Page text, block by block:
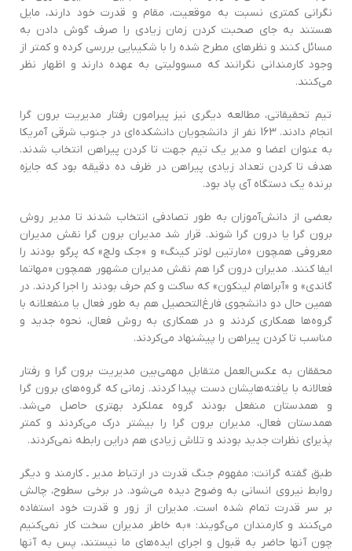
نگرانی کمتری نسبت به موقعیت، مقام و قدرت خود دارند‌، مایل
هستند به جای صحبت کردن زمان زیادی را صرف گوش دادن به
مسائل کنند و نظرهای مطرح شده را با شکیبایی بررسی کرده و کمتر از
وجود کارمندانی نگرانند که مسوولیتی به عهده دارند و اظهار نظر
می‌کنند.
تیم تحقیقاتی‌، مطالعه دیگری نیز پیرامون رفتار مدیریت برون گرا
انجام دادند‌. 163 نفر از دانشجویان دانشکده‌اي در جنوب شرقی آمریکا
به عنوان اعضا و مدیر یک تیم جهت تا کردن پیراهن انتخاب شدند.
هدف تا کردن تعداد زیادی پیراهن در ظرف ده دقیقه بود که جایزه
برنده یک دستگاه‌ آي پاد بود.
بعضی از دانش‌آموزان به طور تصادفی انتخاب شدند تا مدير روش
برون گرا یا درون گرا شوند. قرار شد مديران برون گرا نقش مديران
معروفی همچون «مارتین لوتر کینگ» و «جک ولچ» که پرگو بودند را
ايفا کنند‌. مديران درون گرا هم نقش مديران مشهور همچون «مهاتما
گاندی» و «آبراهام لینکون» که ساکت و کم حرف بودند را اجرا کردند. در
همین حال دو دانشجوی فارغ‌التحصیل هم به طور فعال یا منفعلانه با
گروه‌ها همکاری کردند و در همکاری به روش فعال‌، نحوه جدید و
مناسب تا کردن پیراهن را پیشنهاد می‌کردند.
محققان به عکس‌العمل متقابل مهمي‌بین مدیریت برون گرا و رفتار
فعالانه با یافته‌هایشان دست پیدا کردند‌. زمانی که گروه‌‌هاي برون گرا
و همدستان منفعل بودند گروه عملکرد بهتری حاصل مي‌شد.
همدستان فعال‌، مدیران برون گرا را بیشتر درک می‌کردند و کمتر
پذیرای نظرات جدید بودند و تلاش زیادی هم در‌اين رابطه نمی‌کردند.
طبق گفته گرانت: مفهوم جنگ قدرت در ارتباط مدیر ـ کارمند و دیگر
روابط نیروی انسانی به وضوح دیده می‌شود‌. در برخی سطوح‌، چالش
بر سر قدرت تمام شده است‌. مدیران از زور و قدرت خود استفاده
می‌کنند و کارمندان می‌گویند‌: «به خاطر مدیران سخت کار نمی‌کنیم
چون آنها حاضر به قبول و اجراي ‌ايده‌های ما نیستند‌، پس به آنها